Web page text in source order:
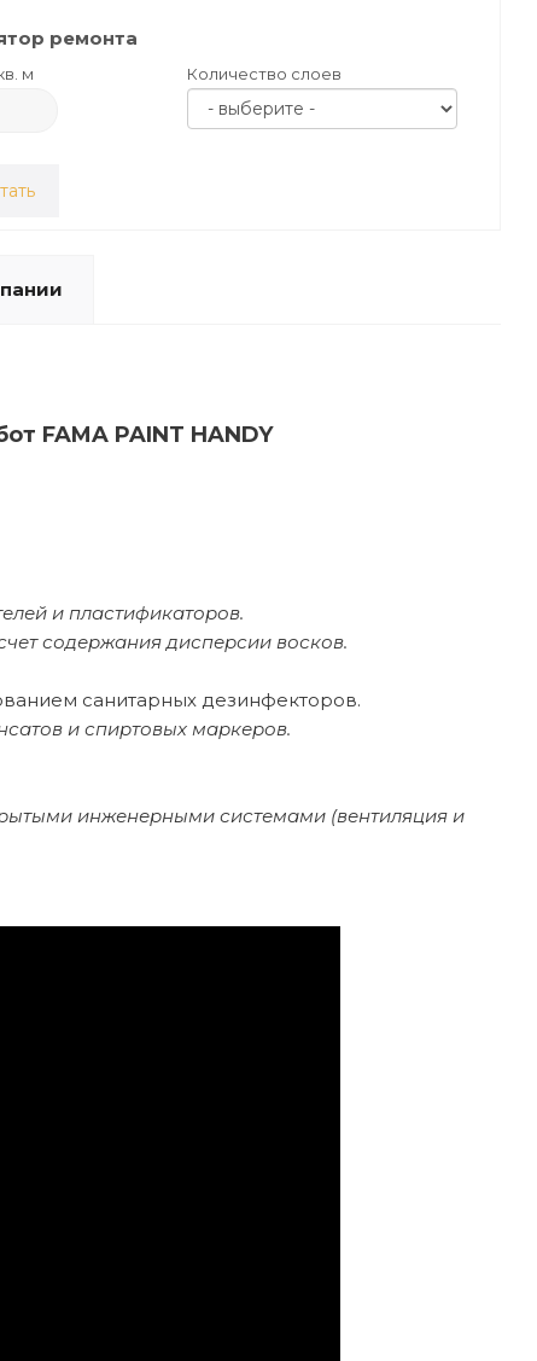
ремонта
м Количество слоев
FAMA PAINT HANDY
и пластификаторов.
содержания дисперсии восков.
санитарных дезинфекторов.
и спиртовых маркеров.
инженерными системами (вентиляция и